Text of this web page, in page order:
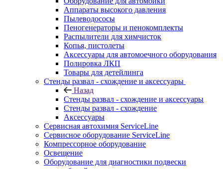
Аппараты высокого давления
Пылеводососы
Пеногенераторы и пенокомплекты
Распылители для химчисток
Копья, пистолеты
Аксессуары для автомоечного оборудования
Полировка ЛКП
Товары для детейлинга
Стенды развал - схождение и аксессуары
Назад
Стенды развал - схождение и аксессуары
Стенды развал - схождение
Аксессуары
Сервисная автохимия ServiceLine
Сервисное оборудование ServiceLine
Компрессорное оборудование
Освещение
Оборудование для диагностики подвески